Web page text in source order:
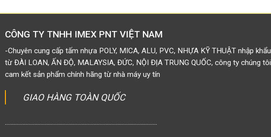
CÔNG TY TNHH IMEX PNT VIỆT NAM
-Chuyên cung cấp tấm nhựa POLY, MICA, ALU, PVC, NHỰA KỸ THUẬT nhập khẩu
từ ĐÀI LOAN, ẤN ĐỘ, MALAYSIA, ĐỨC, NỘI ĐỊA TRUNG QUỐC, công ty chúng tôi
cam kết sản phẩm chính hãng từ nhà máy uy tín
GIAO HÀNG TOÀN QUỐC